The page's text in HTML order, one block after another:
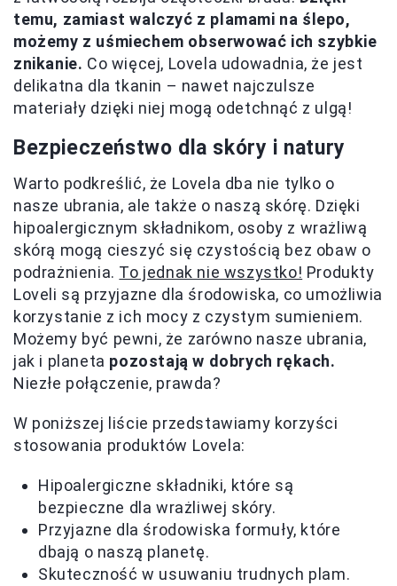
temu, zamiast walczyć z plamami na ślepo,
możemy z uśmiechem obserwować ich szybkie
znikanie. Co więcej, Lovela udowadnia, że jest
delikatna dla tkanin – nawet najczulsze
materiały dzięki niej mogą odetchnąć z ulgą!
Bezpieczeństwo dla skóry i natury
Warto podkreślić, że Lovela dba nie tylko o
nasze ubrania, ale także o naszą skórę. Dzięki
hipoalergicznym składnikom, osoby z wrażliwą
skórą mogą cieszyć się czystością bez obaw o
podrażnienia. To jednak nie wszystko! Produkty
Loveli są przyjazne dla środowiska, co umożliwia
korzystanie z ich mocy z czystym sumieniem.
Możemy być pewni, że zarówno nasze ubrania,
jak i planeta pozostają w dobrych rękach.
Niezłe połączenie, prawda?
W poniższej liście przedstawiamy korzyści
stosowania produktów Lovela:
Hipoalergiczne składniki, które są
bezpieczne dla wrażliwej skóry.
Przyjazne dla środowiska formuły, które
dbają o naszą planetę.
Skuteczność w usuwaniu trudnych plam.